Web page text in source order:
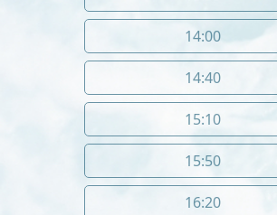
14:00
14:40
15:10
15:50
16:20